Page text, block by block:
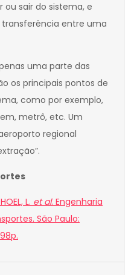
ou sair do sistema, e
entre uma
uma parte das
os principais pontos de
como por exemplo,
metrô, etc. Um
regional
L. et al. Engenharia
São Paulo: